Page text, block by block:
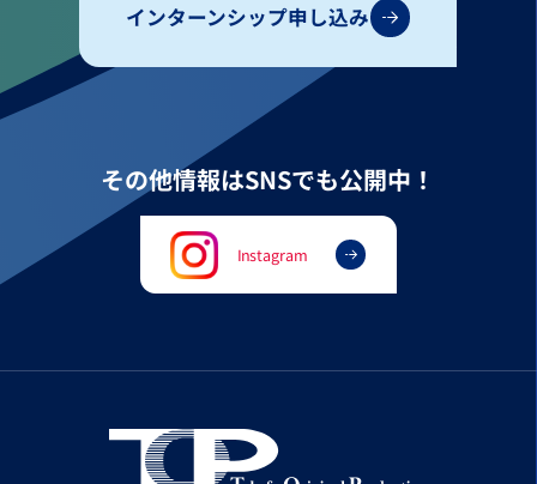
インターンシップ申し込み
その他情報はSNSでも公開中！
Instagram